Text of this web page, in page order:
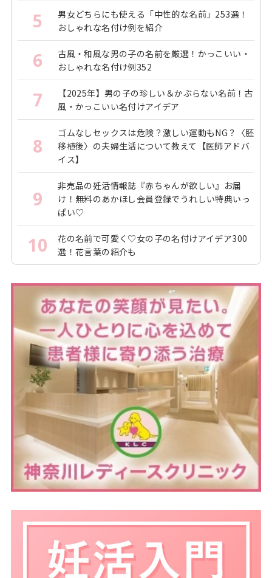
5
男女どちらにも使える「中性的な名前」253選！
おしゃれな名付け例を紹介
6
古風・和風な男の子の名前を厳選！かっこいい・
おしゃれな名付け例352
7
【2025年】男の子の珍しい＆かぶらない名前！古
風・かっこいい名付けアイデア
8
ゴムなしセックスは危険？激しい運動もNG？〈胚
移植後〉の夫婦生活について教えて【医師アドバ
イス】
9
非売品の妊活情報誌『赤ちゃんが欲しい』お届
け！無料のあかほし会員登録でうれしい特典いっ
ぱい♡
10
花の名前で可愛く♡女の子の名付けアイデア300
選！花言葉の紹介も